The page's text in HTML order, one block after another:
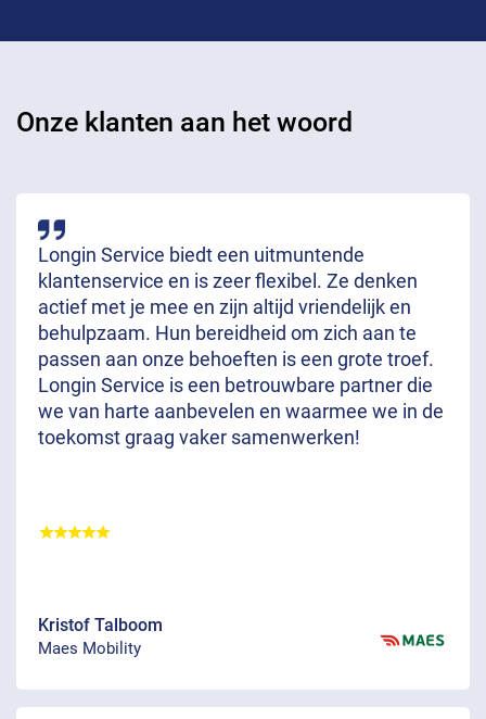
Onze klanten aan het woord
Longin Service biedt een uitmuntende
klantenservice en is zeer flexibel. Ze denken
actief met je mee en zijn altijd vriendelijk en
behulpzaam. Hun bereidheid om zich aan te
passen aan onze behoeften is een grote troef.
Longin Service is een betrouwbare partner die
we van harte aanbevelen en waarmee we in de
toekomst graag vaker samenwerken!
Kristof Talboom
Maes Mobility